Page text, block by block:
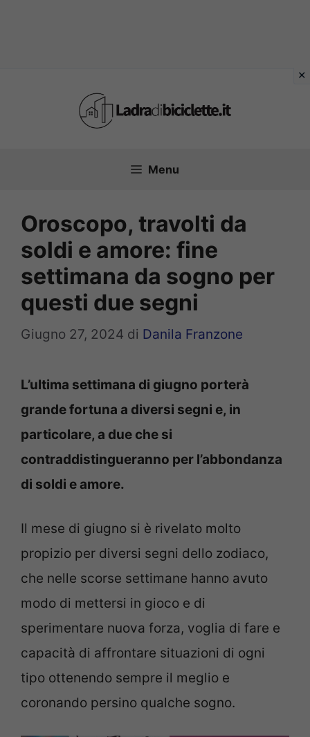
Menu
Oroscopo, travolti da
soldi e amore: fine
settimana da sogno per
questi due segni
Giugno 27, 2024 di Danila Franzone
L’ultima settimana di giugno porterà
grande fortuna a diversi segni e, in
particolare, a due che si
contraddistingueranno per l’abbondanza
di soldi e amore.
Il mese di giugno si è rivelato molto
propizio per diversi segni dello zodiaco,
che nelle scorse settimane hanno avuto
modo di mettersi in gioco e di
sperimentare nuova forza, voglia di fare e
capacità di affrontare situazioni di ogni
tipo ottenendo sempre il meglio e
coronando persino qualche sogno.